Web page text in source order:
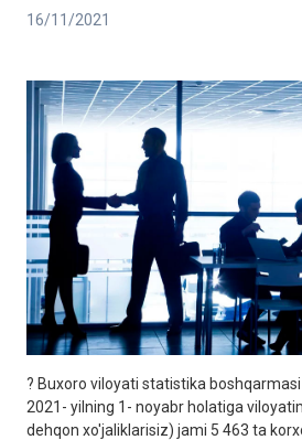
16/11/2021
? Buxoro viloyati statistika
2021- yilning 1- noyabr holatiga
dehqon xo'jaliklarisiz) jami 5 463 ta